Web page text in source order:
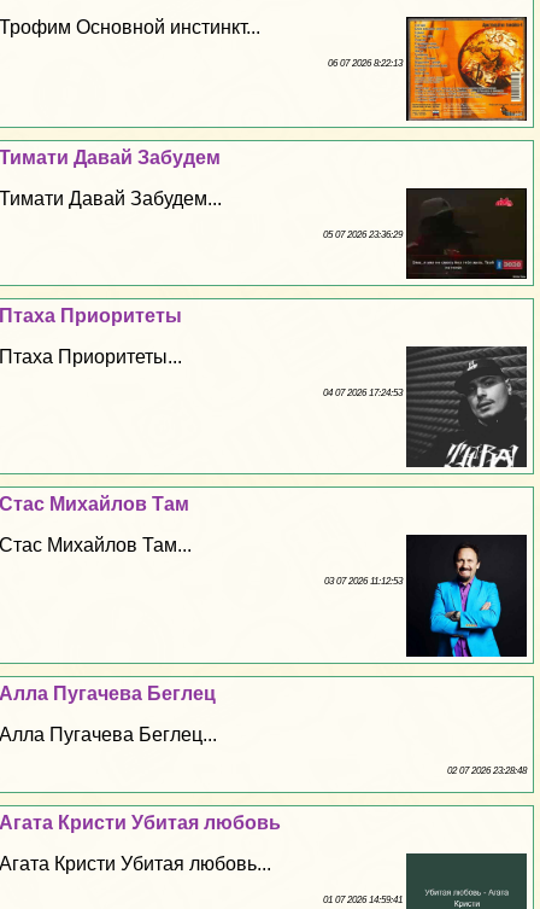
Трофим Основной инстинкт...
06 07 2026 8:22:13
Тимати Давай Забудем
Тимати Давай Забудем...
05 07 2026 23:36:29
Птаха Приоритеты
Птаха Приоритеты...
04 07 2026 17:24:53
Стас Михайлов Там
Стас Михайлов Там...
03 07 2026 11:12:53
Алла Пугачева Беглец
Алла Пугачева Беглец...
02 07 2026 23:28:48
Агата Кристи Убитая любовь
Агата Кристи Убитая любовь...
01 07 2026 14:59:41